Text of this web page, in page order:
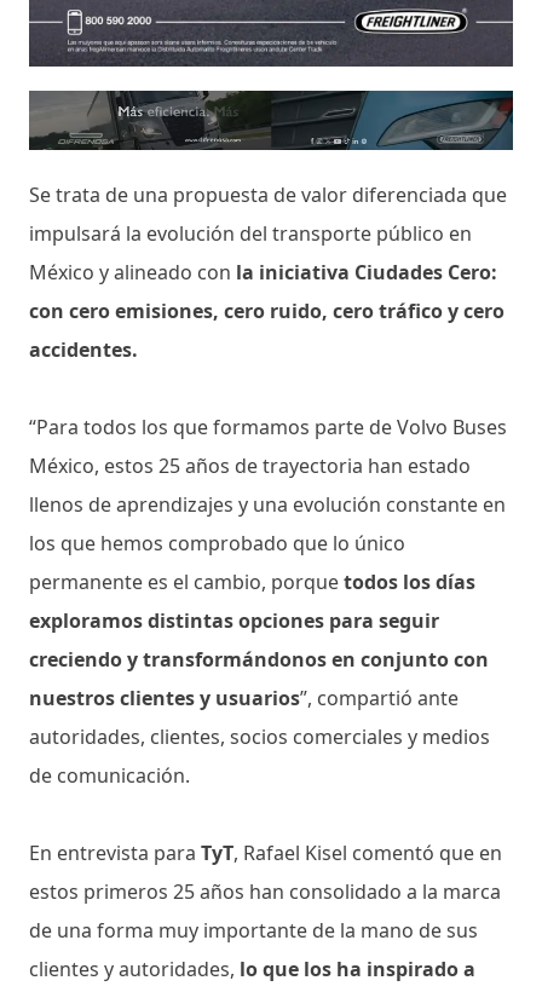
Se trata de una propuesta de valor diferenciada que
impulsará la evolución del transporte público en
México y alineado con la iniciativa Ciudades Cero:
con cero emisiones, cero ruido, cero tráfico y cero
accidentes.
“Para todos los que formamos parte de Volvo Buses
México, estos 25 años de trayectoria han estado
llenos de aprendizajes y una evolución constante en
los que hemos comprobado que lo único
permanente es el cambio, porquetodos los días
exploramos distintas opciones para seguir
creciendo y transformándonos en conjunto con
nuestros clientes y usuarios”, compartió ante
autoridades, clientes, socios comerciales y medios
de comunicación.
En entrevista para TyT, Rafael Kisel comentó que en
estos primeros 25 años han consolidado a la marca
de una forma muy importante de la mano de sus
clientes y autoridades, lo que los ha inspirado a